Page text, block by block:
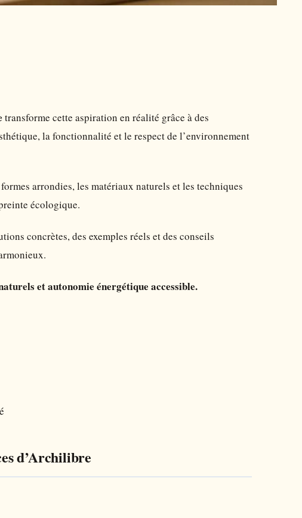
transforme cette aspiration en réalité grâce à des
la fonctionnalité et le respect de l’environnement
arrondies, les matériaux naturels et les techniques
écologique.
concrètes, des exemples réels et des conseils
et autonomie énergétique accessible.
d’Archilibre